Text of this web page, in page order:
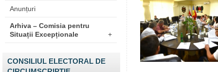
Anunțuri
Arhiva – Comisia pentru
Situații Excepționale
+
CONSILIUL ELECTORAL DE